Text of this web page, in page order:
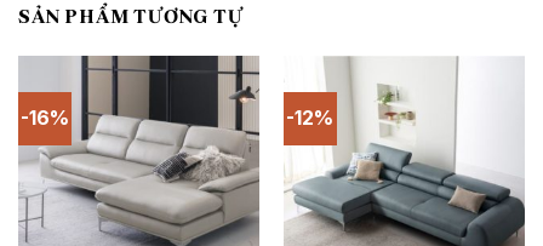
SẢN PHẨM TƯƠNG TỰ
-16% -12%